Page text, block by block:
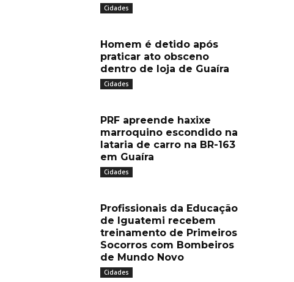
Cidades
Homem é detido após
praticar ato obsceno
dentro de loja de Guaíra
Cidades
PRF apreende haxixe
marroquino escondido na
lataria de carro na BR-163
em Guaíra
Cidades
Profissionais da Educação
de Iguatemi recebem
treinamento de Primeiros
Socorros com Bombeiros
de Mundo Novo
Cidades